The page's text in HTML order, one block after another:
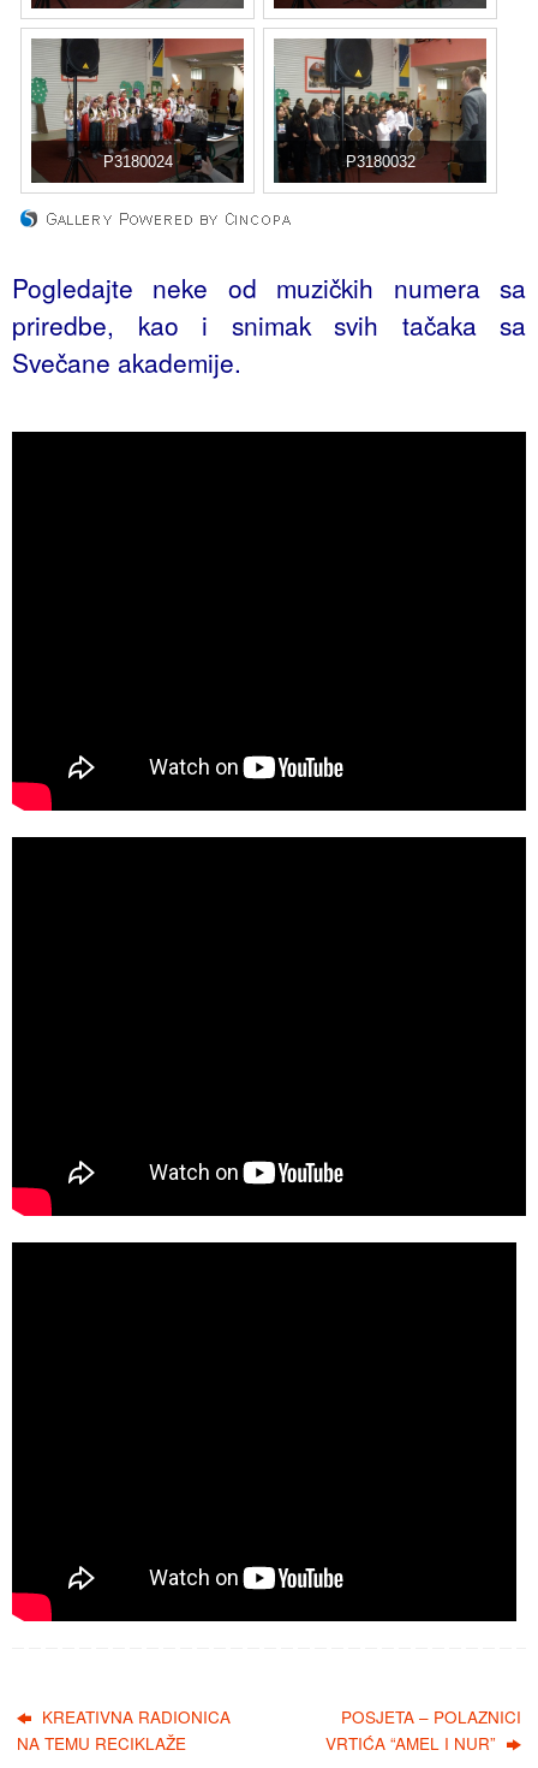
P3180024 P3180032
Pogledajte neke od muzičkih numera sa
priredbe, kao i snimak svih tačaka sa
Svečane akademije.
KREATIVNA RADIONICA
NA TEMU RECIKLAŽE
POSJETA – POLAZNICI
VRTIĆA “AMEL I NUR”